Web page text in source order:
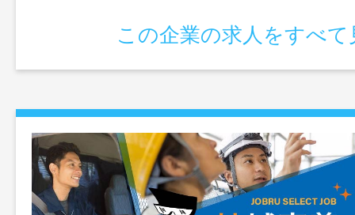
この企業の求人をすべて